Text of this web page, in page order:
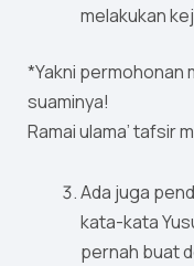
melakukan
*Yakni permohonan
suaminya!
Ramai ulama’ tafsir
Ada juga
kata-kata
pernah buat